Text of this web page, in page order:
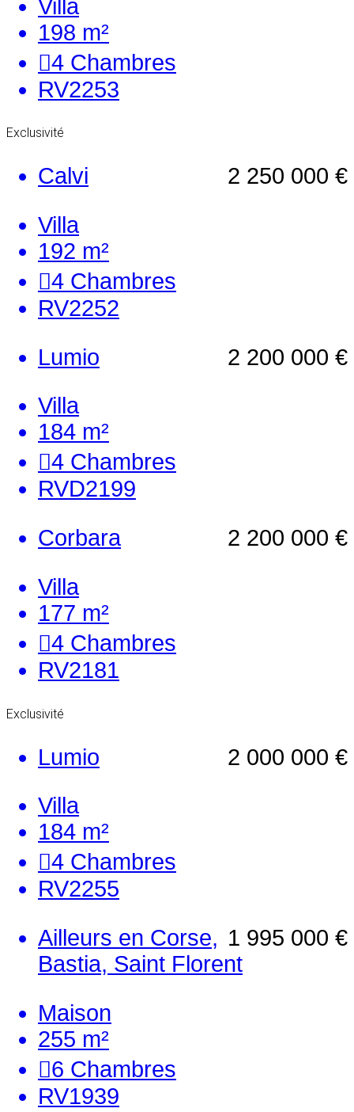
Villa
198 m²
4 Chambres
RV2253
Exclusivité
2 250 000 €
Calvi
Villa
192 m²
4 Chambres
RV2252
2 200 000 €
Lumio
Villa
184 m²
4 Chambres
RVD2199
2 200 000 €
Corbara
Villa
177 m²
4 Chambres
RV2181
Exclusivité
2 000 000 €
Lumio
Villa
184 m²
4 Chambres
RV2255
1 995 000 €
Ailleurs en Corse,
Bastia, Saint Florent
Maison
255 m²
6 Chambres
RV1939